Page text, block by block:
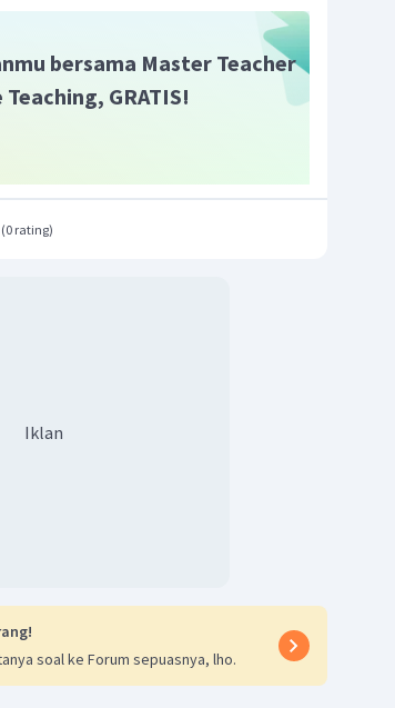
bersama Master Teacher
Teaching, GRATIS!
(0 rating)
Iklan
soal ke Forum sepuasnya, lho.